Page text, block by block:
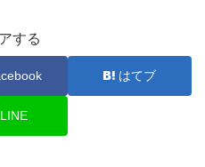
する
はてブ
LINE